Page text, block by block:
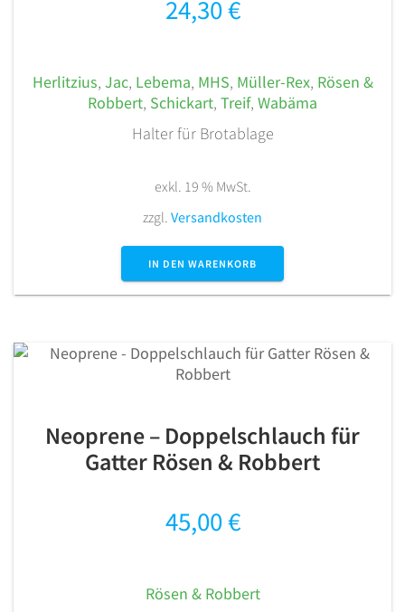
24,30€
Herlitzius, Jac, Lebema, MHS, Müller-Rex, Rösen &
Robbert, Schickart, Treif, Wabäma
Halter für Brotablage
exkl. 19 % MwSt.
zzgl. Versandkosten
IN DEN WARENKORB
Neoprene – Doppelschlauch für
Gatter Rösen & Robbert
45,00€
Rösen & Robbert